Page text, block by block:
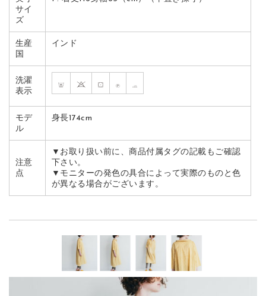
サイ
ズ
生産
国
インド
洗濯
表示
モデ
ル
身長174cm
注意
点
▼お取り扱い前に、商品付属タグの記載もご確認
下さい。
▼モニターの発色の具合によって実際のものと色
が異なる場合がございます。